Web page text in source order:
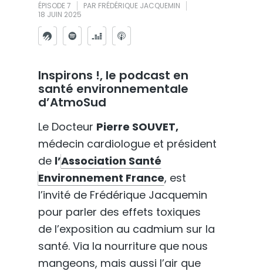
ÉPISODE 7 PAR FRÉDÉRIQUE JACQUEMIN
18 JUIN 2025
Inspirons !, le podcast en
santé environnementale
d’AtmoSud
Le Docteur Pierre SOUVET,
médecin cardiologue et président
de l’Association Santé
Environnement France, est
l’invité de Frédérique Jacquemin
pour parler des effets toxiques
de l’exposition au cadmium sur la
santé. Via la nourriture que nous
mangeons, mais aussi l’air que